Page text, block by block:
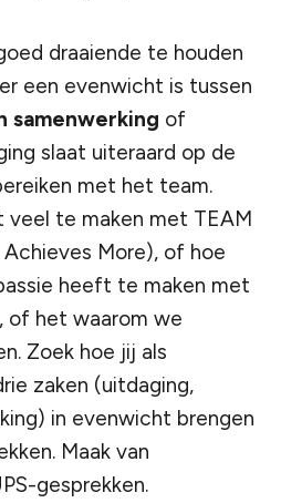
draaiende te houden
een evenwicht is tussen
samenwerking of
slaat uiteraard op de
met het team.
veel te maken met TEAM
More), of hoe
heeft te maken met
of het waarom we
Zoek hoe jij als
zaken (uitdaging,
in evenwicht brengen
Maak van
gesprekken.